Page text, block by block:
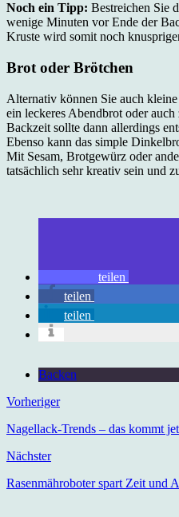
Noch ein Tipp: Bestreichen Sie
wenige Minuten vor Ende der
Kruste wird somit noch
Brot oder Brötchen
Alternativ können Sie auch
ein leckeres Abendbrot oder
Backzeit sollte dann allerdings
Ebenso kann das simple
Mit Sesam, Brotgewürz oder
tatsächlich sehr kreativ sein und
teilen
teilen
teilen
Backen
Vorheriger
Nagellack-Trends – das kommt
Nächster
Rasenmähroboter spart Zeit und